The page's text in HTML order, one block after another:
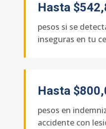
Hasta
pesos si se
inseguras en tu
Hasta
pesos en
accidente con